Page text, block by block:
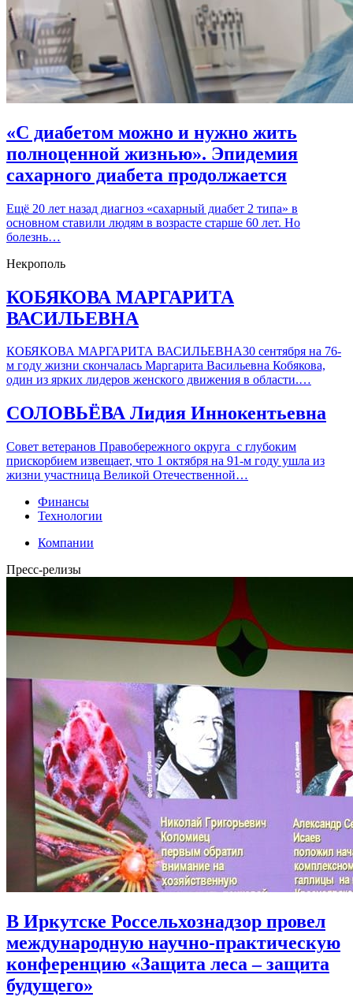
«С диабетом можно и нужно жить
полноценной жизнью». Эпидемия
сахарного диабета продолжается
Ещё 20 лет назад диагноз «сахарный диабет 2 типа» в
основном ставили людям в возрасте старше 60 лет. Но
болезнь…
Некрополь
КОБЯКОВА МАРГАРИТА
ВАСИЛЬЕВНА
КОБЯКОВА МАРГАРИТА ВАСИЛЬЕВНА30 сентября на 76-
м году жизни скончалась Маргарита Васильевна Кобякова,
один из ярких лидеров женского движения в области.…
СОЛОВЬЁВА Лидия Иннокентьевна
Совет ветеранов Правобережного округа с глубоким
прискорбием извещает, что 1 октября на 91-м году ушла из
жизни участница Великой Отечественной…
Финансы
Технологии
Компании
Пресс-релизы
В Иркутске Россельхознадзор провел
международную научно-практическую
конференцию «Защита леса – защита
будущего»